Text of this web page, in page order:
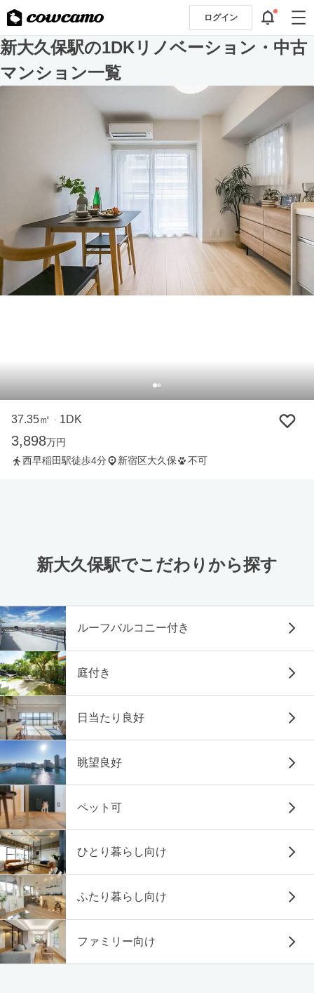
ログイン
新大久保駅の1DKリノベーション・中古
マンション一覧
37.35㎡ ・ 1DK
3,898万円
西早稲田駅徒歩4分
新宿区大久保 不可
新大久保駅でこだわりから探す
ルーフバルコニー付き
庭付き
日当たり良好
眺望良好
ペット可
ひとり暮らし向け
ふたり暮らし向け
ファミリー向け